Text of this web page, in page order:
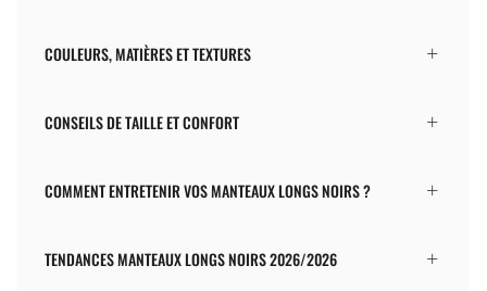
COULEURS, MATIÈRES ET TEXTURES
CONSEILS DE TAILLE ET CONFORT
COMMENT ENTRETENIR VOS MANTEAUX LONGS NOIRS ?
TENDANCES MANTEAUX LONGS NOIRS 2026/2026